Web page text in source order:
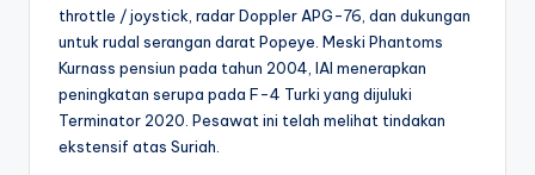
throttle / joystick, radar Doppler APG-76, dan dukungan
untuk rudal serangan darat Popeye. Meski Phantoms
Kurnass pensiun pada tahun 2004, IAI menerapkan
peningkatan serupa pada F-4 Turki yang dijuluki
Terminator 2020. Pesawat ini telah melihat tindakan
ekstensif atas Suriah.